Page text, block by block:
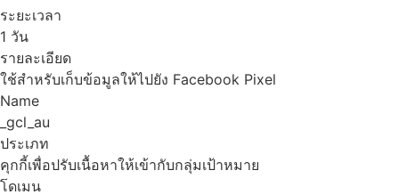
ระยะเวลา
1 วัน
รายละเอียด
ใช้สำหรับเก็บข้อมูลให้ไปยัง Facebook Pixel
Name
_gcl_au
ประเภท
คุกกี้เพื่อปรับเนื้อหาให้เข้ากับกลุ่มเป้าหมาย
โดเมน